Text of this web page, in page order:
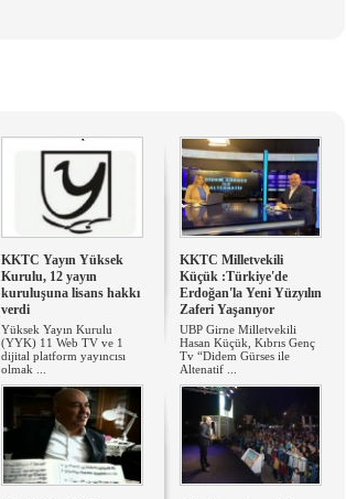
KKTC Yayın Yüksek
Kurulu, 12 yayın
kuruluşuna lisans hakkı
verdi
Yüksek Yayın Kurulu
(YYK) 11 Web TV ve 1
dijital platform yayıncısı
olmak ...
KKTC Milletvekili
Küçük :Türkiye'de
Erdoğan'la Yeni Yüzyılın
Zaferi Yaşanıyor
UBP Girne Milletvekili
Hasan Küçük, Kıbrıs Genç
Tv “Didem Gürses ile
Altenatif ...